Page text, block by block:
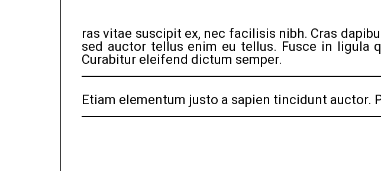
ras vitae suscipit ex, nec facilisis nibh. Cras
sed auctor tellus enim eu tellus. Fusce in ligula
Curabitur eleifend dictum semper.
Etiam elementum justo a sapien tincidunt auctor.